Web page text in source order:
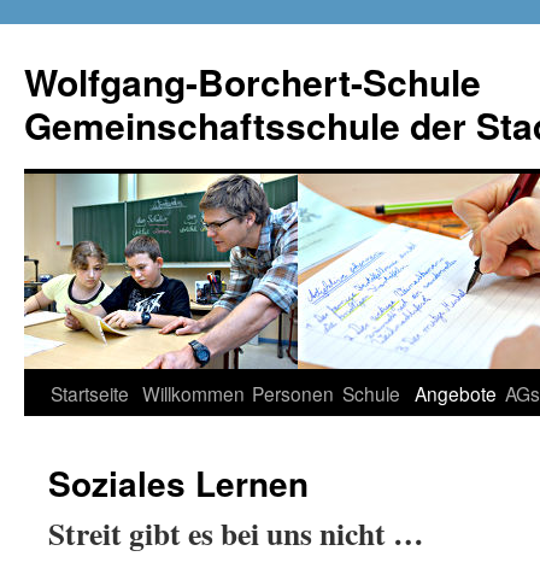
Wolfgang-Borchert-Schule
Gemeinschaftsschule der
Zum
springen
Startseite Willkommen Personen Schule Angebote AGs
Soziales Lernen
Streit gibt es bei uns nicht …